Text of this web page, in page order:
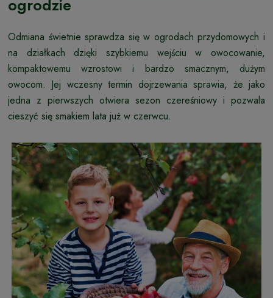
ogrodzie
Odmiana świetnie sprawdza się w ogrodach przydomowych i
na działkach dzięki szybkiemu wejściu w owocowanie,
kompaktowemu wzrostowi i bardzo smacznym, dużym
owocom. Jej wczesny termin dojrzewania sprawia, że jako
jedna z pierwszych otwiera sezon czereśniowy i pozwala
cieszyć się smakiem lata już w czerwcu.